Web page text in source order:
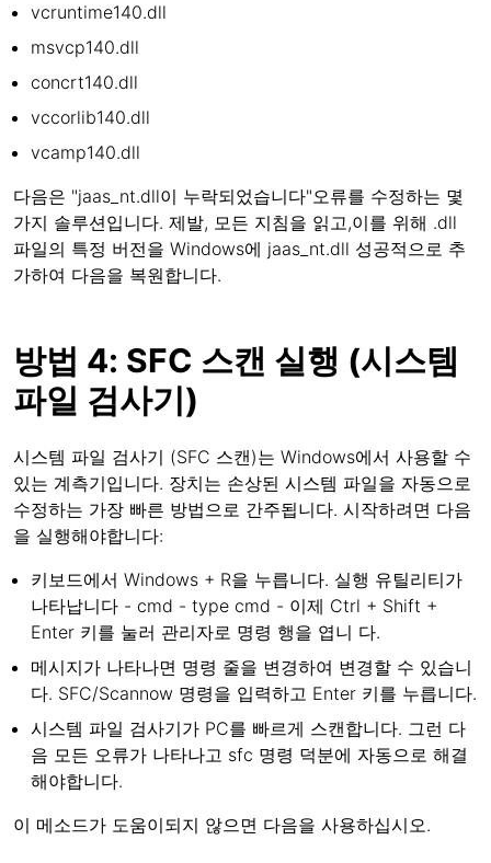
vcruntime140.dll
msvcp140.dll
concrt140.dll
vccorlib140.dll
vcamp140.dll
다음은 "jaas_nt.dll이 누락되었습니다"오류를 수정하는 몇
가지 솔루션입니다. 제발, 모든 지침을 읽고,이를 위해 .dll
파일의 특정 버전을 Windows에 jaas_nt.dll 성공적으로 추
가하여 다음을 복원합니다.
방법 4: SFC 스캔 실행 (시스템
파일 검사기)
시스템 파일 검사기 (SFC 스캔)는 Windows에서 사용할 수
있는 계측기입니다. 장치는 손상된 시스템 파일을 자동으로
수정하는 가장 빠른 방법으로 간주됩니다. 시작하려면 다음
을 실행해야합니다:
키보드에서 Windows + R을 누릅니다. 실행 유틸리티가
나타납니다 - cmd - type cmd - 이제 Ctrl + Shift +
Enter 키를 눌러 관리자로 명령 행을 엽니 다.
메시지가 나타나면 명령 줄을 변경하여 변경할 수 있습니
다. SFC/Scannow 명령을 입력하고 Enter 키를 누릅니다.
시스템 파일 검사기가 PC를 빠르게 스캔합니다. 그런 다
음 모든 오류가 나타나고 sfc 명령 덕분에 자동으로 해결
해야합니다.
이 메소드가 도움이되지 않으면 다음을 사용하십시오.